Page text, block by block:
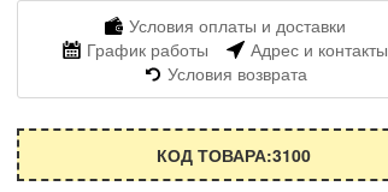
Условия оплаты и доставки
График работы
Адрес и контакты
Условия возврата
КОД ТОВАРА:3100